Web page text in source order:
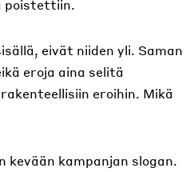
poistettiin.
eivät niiden yli. Saman
eroja aina selitä
eroihin. Mikä
kampanjan slogan.